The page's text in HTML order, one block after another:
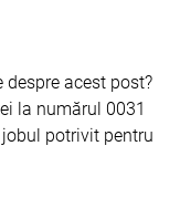
acest post?
la numărul 0031
potrivit pentru